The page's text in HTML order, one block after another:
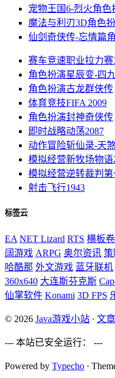
宠物王国6-烈火角色
魔法与利刃3D角色
仙剑奇侠传-忘情篇
赛车竞速职业拉力赛
角色扮演星辰变-四
角色扮演古龙群侠传
体育竞技FIFA 2009
角色扮演封神奇侠传
即时战略动荡2087
动作冒险斩仙录-天
模拟经营新牧场物
模拟经营逆转裁判
射击飞行1943
标签云
EA NET Lizard RTS 横板
阔游戏 ARPG 奥尔资讯 策
哈酷那 外文游戏 蓝牙联机
360x640 大连斯芬克斯
仙掌软件 Konami 3D FPS
© 2026 Java游戏小站 · 文
--- 本站已安全运行： ---
Powered by Typecho ·